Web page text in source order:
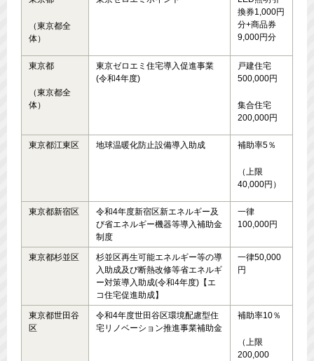
（東京都全
体）
換券1,000円
分+商品券
9,000円分
東京都
（東京都全
体）
東京ゼロエミ住宅導入促進事業
(令和4年度)
戸建住宅
500,000円
集合住宅
200,000円
東京都江東区 地球温暖化防止設備導入助成 補助率5％
（上限
40,000円）
東京都新宿区
令和4年度新宿区新エネルギー及
び省エネルギー機器等導入補助金
制度
一律
100,000円
東京都杉並区
杉並区再生可能エネルギー等の導
入助成及び断熱改修等省エネルギ
ー対策導入助成(令和4年度)【エ
コ住宅促進助成】
一律50,000
円
東京都世田谷
区
令和4年度世田谷区環境配慮型住
宅リノベーション推進事業補助金
補助率10％
（上限
200,000